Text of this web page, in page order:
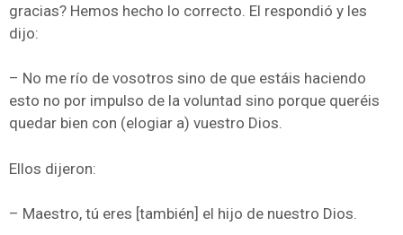
gracias? Hemos hecho lo correcto. El respondió y les
dijo:
– No me río de vosotros sino de que estáis haciendo
esto no por impulso de la voluntad sino porque queréis
quedar bien con (elogiar a) vuestro Dios.
Ellos dijeron:
– Maestro, tú eres [también] el hijo de nuestro Dios.